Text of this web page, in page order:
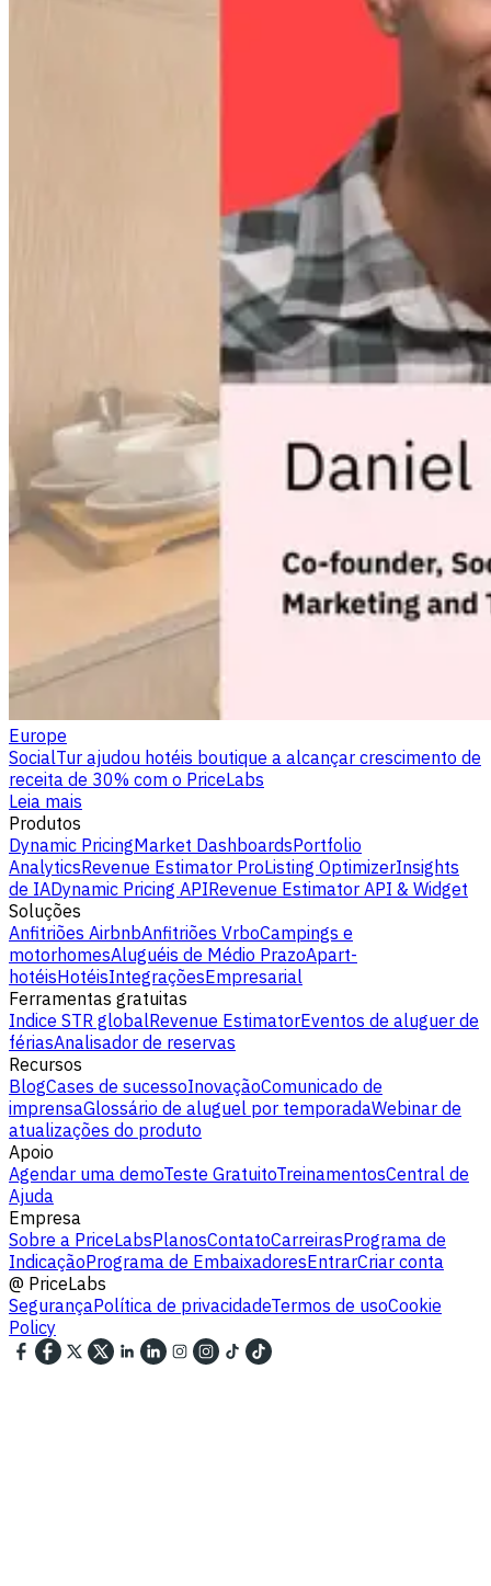
Europe
SocialTur ajudou hotéis boutique a alcançar crescimento de
receita de 30% com o PriceLabs
Leia mais
Produtos
Dynamic PricingMarket DashboardsPortfolio
AnalyticsRevenue Estimator ProListing OptimizerInsights
de IADynamic Pricing APIRevenue Estimator API & Widget
Soluções
Anfitriões AirbnbAnfitriões VrboCampings e
motorhomesAluguéis de Médio PrazoApart-
hotéisHotéisIntegraçõesEmpresarial
Ferramentas gratuitas
Indice STR globalRevenue EstimatorEventos de aluguer de
fériasAnalisador de reservas
Recursos
BlogCases de sucessoInovaçãoComunicado de
imprensaGlossário de aluguel por temporadaWebinar de
atualizações do produto
Apoio
Agendar uma demoTeste GratuitoTreinamentosCentral de
Ajuda
Empresa
Sobre a PriceLabsPlanosContatoCarreirasPrograma de
IndicaçãoPrograma de EmbaixadoresEntrarCriar conta
@ PriceLabs
SegurançaPolítica de privacidadeTermos de usoCookie
Policy